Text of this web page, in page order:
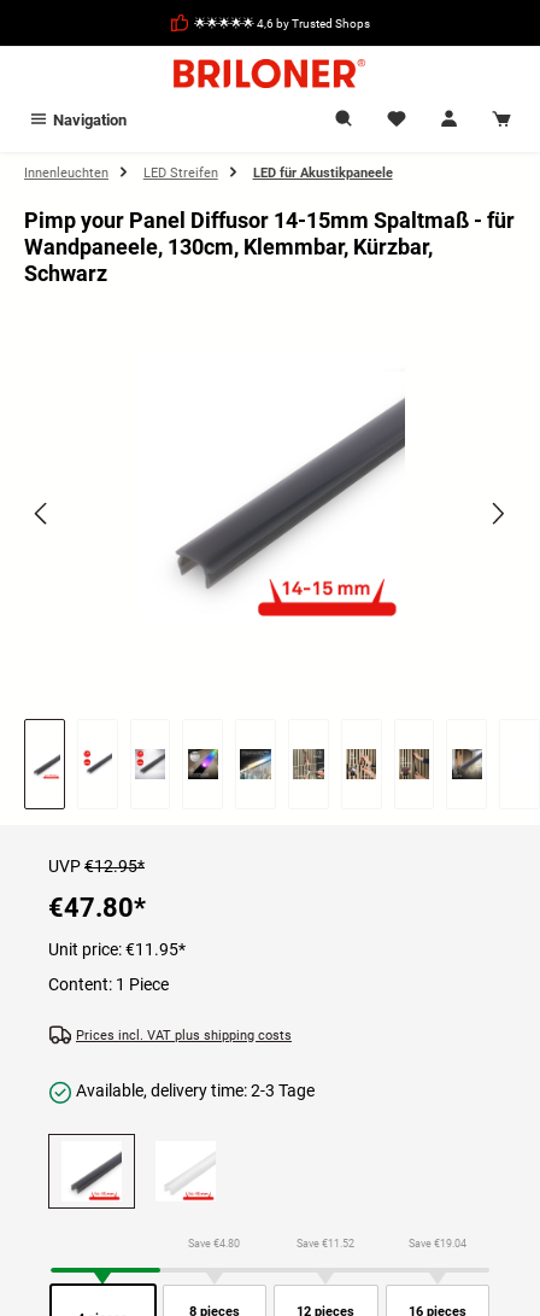
🌟🌟🌟🌟🌟 4,6 by Trusted Shops
Navigation
Innenleuchten LED Streifen LED für Akustikpaneele
Pimp your Panel Diffusor 14-15mm Spaltmaß - für
Wandpaneele, 130cm, Klemmbar, Kürzbar,
Schwarz
UVP€12.95*
€47.80*
Unit price:€11.95*
Content: 1 Piece
Prices incl. VAT plus shipping costs
Available, delivery time: 2-3 Tage
Save €4.80
8 pieces
Save €11.52
12 pieces
Save €19.04
16 pieces